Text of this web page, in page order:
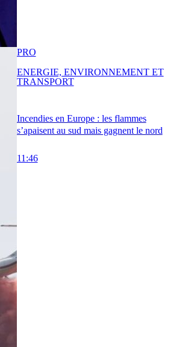
Incendies en Europe : les flammes
s’apaisent au sud mais gagnent le nord
11:46
PRO
ENERGIE, ENVIRONNEMENT ET
TRANSPORT